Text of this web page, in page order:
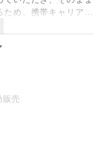
め、携帯キャリアや
ントで非常に高い成
、地域密着型のスーパ
外から効果的にアプ
で出店される際はあ
店舗での両替対応は
売